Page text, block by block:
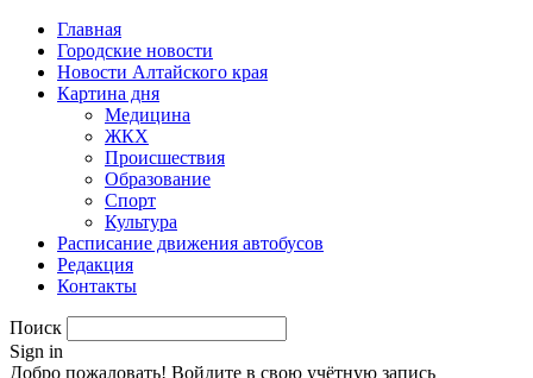
Главная
Городские новости
Новости Алтайского края
Картина дня
Медицина
ЖКХ
Происшествия
Образование
Спорт
Культура
Расписание движения автобусов
Редакция
Контакты
Поиск
Sign in
Добро пожаловать! Войдите в свою учётную запись